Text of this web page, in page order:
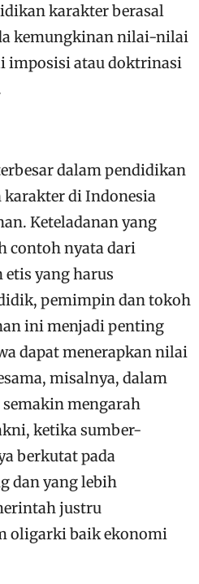
karakter berasal
kemungkinan nilai-nilai
imposisi atau doktrinasi
dalam pendidikan
di Indonesia
Keteladanan yang
contoh nyata dari
yang harus
pemimpin dan tokoh
ini menjadi penting
dapat menerapkan nilai
misalnya, dalam
mengarah
ketika sumber-
berkutat pada
dan yang lebih
justru
oligarki baik ekonomi